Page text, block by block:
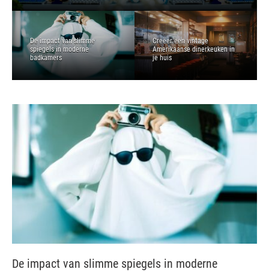
De impact van slimme
spiegels in moderne
badkamers
Creëer een vintage
Amerikaanse dinerkeuken in
je huis
De impact van slimme spiegels in moderne